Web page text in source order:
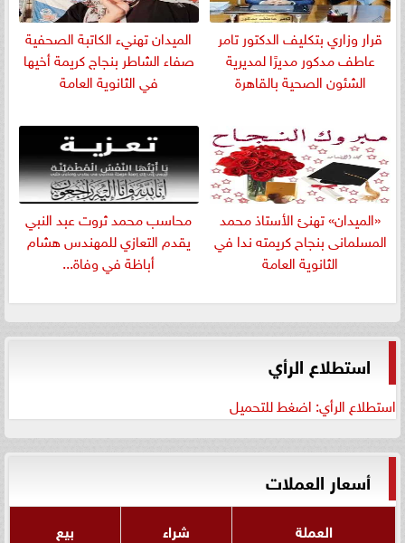
قرار وزاري بتكليف الدكتور تامر
عاطف مدكور مديرًا لمديرية
الشئون الصحية بالقاهرة
الميدان تهنيء الكاتبة الصحفية
صفاء الشاطر بنجاج كريمة أخيها
في الثانوية العامة
«الميدان» تهنئ الأستاذ محمد
المسلمانى بنجاح كريمته ندا في
الثانوية العامة
​محاسب محمد ثروت عبد النبي
يقدم التعازي للمهندس هشام
أباظة في وفاة...
استطلاع الرأي
استطلاع الرأي: اضغط للتحميل
أسعار العملات
العملة شراء بيع